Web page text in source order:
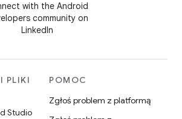
with the Android
community on
LinkedIn
PLIKI
Studio
POMOC
Zgłoś problem z platformą